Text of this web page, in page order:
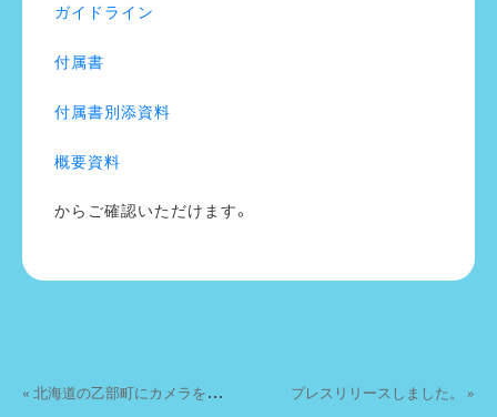
ガイドライン
付属書
付属書別添資料
概要資料
からご確認いただけます。
投稿ナビゲーション «
北海道の乙部町にカメラを設置しました。 プレスリリースしました。 »